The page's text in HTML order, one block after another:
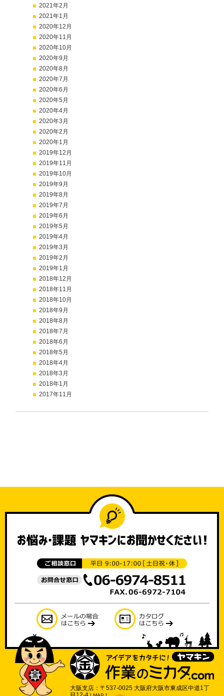
2021年2月
2021年1月
2020年12月
2020年11月
2020年10月
2020年9月
2020年8月
2020年7月
2020年6月
2020年5月
2020年4月
2020年3月
2020年2月
2020年1月
2019年12月
2019年11月
2019年10月
2019年9月
2019年8月
2019年7月
2019年6月
2019年5月
2019年4月
2019年3月
2019年2月
2019年1月
2018年12月
2018年11月
2018年10月
2018年9月
2018年8月
2018年7月
2018年6月
2018年5月
2018年4月
2018年3月
2018年1月
2017年11月
大阪支店：〒537-0025 大阪府大阪市東成区中道1丁